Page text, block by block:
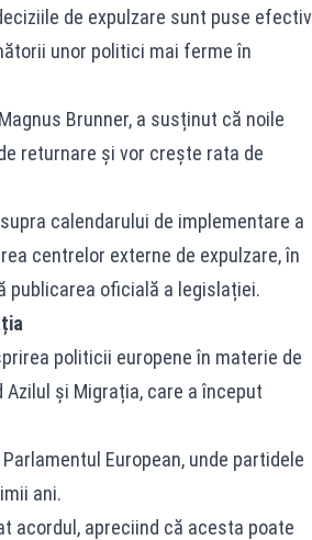
de expulzare sunt puse efectiv
unor politici mai ferme în
Brunner, a susținut că noile
returnare și vor crește rata de
calendarului de implementare a
centrelor externe de expulzare, în
publicarea oficială a legislației.
politicii europene în materie de
și Migrația, care a început
European, unde partidele
ani.
acordul, apreciind că acesta poate